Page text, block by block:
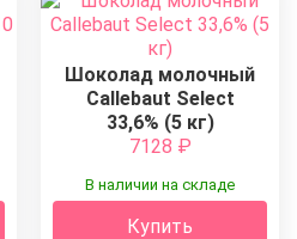
Шоколад молочный
Callebaut Select
33,6% (5 кг)
7128 ₽
В наличии на складе
Купить